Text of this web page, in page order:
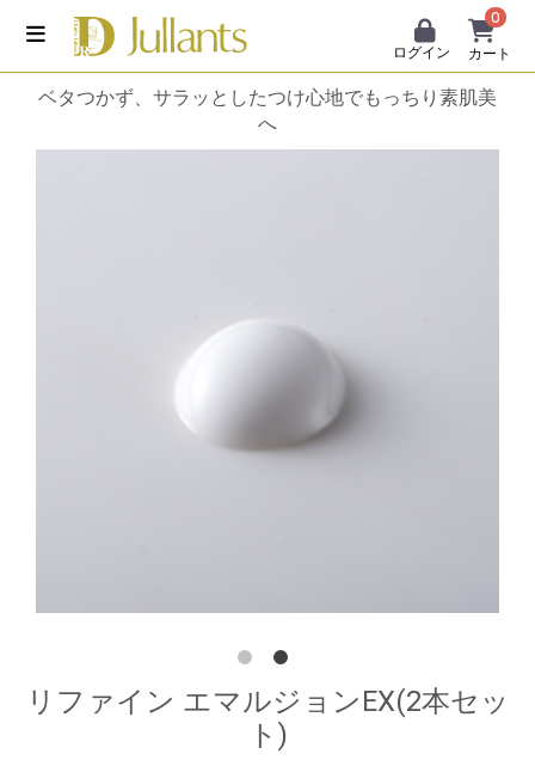
ログイン
0
カート
ベタつかず、サラッとしたつけ心地でもっちり素肌美
へ
リファイン エマルジョンEX(2本セッ
ト)